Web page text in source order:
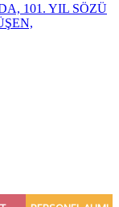
101. YIL SÖZÜ